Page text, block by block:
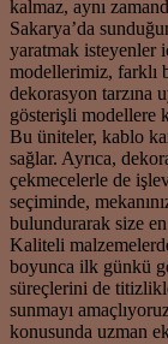
kalmaz, aynı
Sakarya’da
yaratmak isteyenler
modellerimiz, farklı
dekorasyon tarzına
gösterişli modellere
Bu üniteler, kablo
sağlar. Ayrıca,
çekmecelerle de
seçiminde,
bulundurarak size
Kaliteli
boyunca ilk günkü
süreçlerini de
sunmayı
konusunda uzman